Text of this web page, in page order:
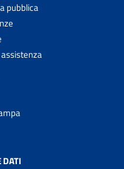
pubblica
DATI